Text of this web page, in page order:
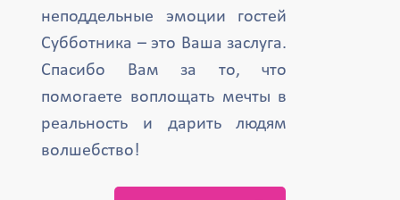
неподдельные эмоции гостей
Субботника – это Ваша заслуга.
Спасибо Вам за то, что
помогаете воплощать мечты в
реальность и дарить людям
волшебство!